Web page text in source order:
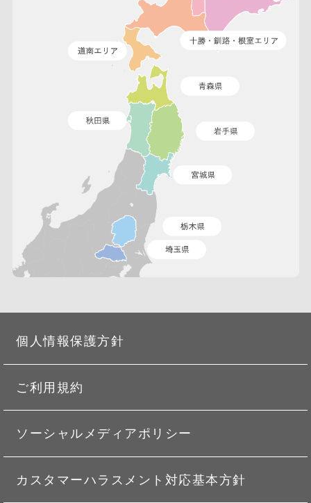
個人情報保護方針
ご利用規約
ソーシャルメディアポリシー
カスタマーハラスメント対応基本方針